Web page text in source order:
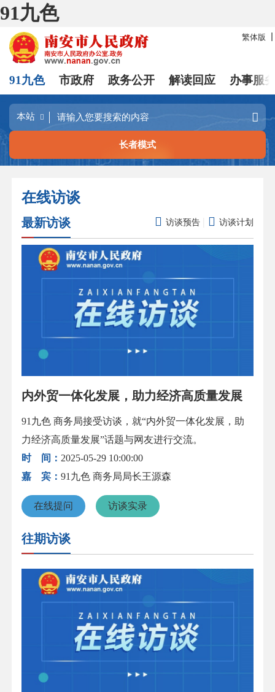
91九色
繁体版
91九色 市政府 政务公开 解读回应 办事服
长者模式
在线访谈
最新访谈  访谈预告  访谈计划
内外贸一体化发展，助力经济高质量发展
91九色 商务局接受访谈，就“内外贸一体化发展，助
力经济高质量发展”话题与网友进行交流。
时 间： 2025-05-29 10:00:00
嘉 宾： 91九色 商务局局长王源森
在线提问 访谈实录
往期访谈